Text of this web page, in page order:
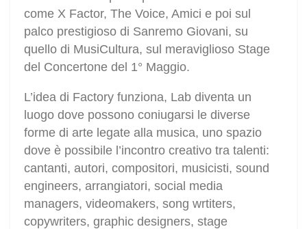
come X Factor, The Voice, Amici e poi sul
palco prestigioso di Sanremo Giovani, su
quello di MusiCultura, sul meraviglioso Stage
del Concertone del 1° Maggio.
L’idea di Factory funziona, Lab diventa un
luogo dove possono coniugarsi le diverse
forme di arte legate alla musica, uno spazio
dove è possibile l’incontro creativo tra talenti:
cantanti, autori, compositori, musicisti, sound
engineers, arrangiatori, social media
managers, videomakers, song wrtiters,
copywriters, graphic designers, stage